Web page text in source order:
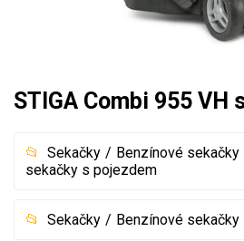
Benzínové sekačky bez pojezdu
Benzínové sekačky se startérem
Robotické sekačky
Mulčovače
Křovinořezy a vyžínače
STIGA Combi 955 VH
Sekačky Benzínové sekačky
sekačky s pojezdem
Sekačky Benzínové sekačky